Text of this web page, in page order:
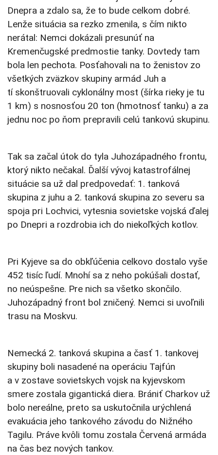
Dnepra a zdalo sa, že to bude celkom dobré.
Lenže situácia sa rezko zmenila, s čím nikto
nerátal: Nemci dokázali presunúť na
Kremenčugské predmostie tanky. Dovtedy tam
bola len pechota. Posťahovali na to ženistov zo
všetkých zväzkov skupiny armád Juh a
tí skonštruovali cyklonálny most (šírka rieky je tu
1 km) s nosnosťou 20 ton (hmotnosť tanku) a za
jednu noc po ňom prepravili celú tankovú skupinu.
Tak sa začal útok do tyla Juhozápadného frontu,
ktorý nikto nečakal. Ďalší vývoj katastrofálnej
situácie sa už dal predpovedať: 1. tanková
skupina z juhu a 2. tanková skupina zo severu sa
spoja pri Lochvici, vytesnia sovietske vojská ďalej
po Dnepri a rozdrobia ich do niekoľkých kotlov.
Pri Kyjeve sa do obkľúčenia celkovo dostalo vyše
452 tisíc ľudí. Mnohí sa z neho pokúšali dostať,
no neúspešne. Pre nich sa všetko skončilo.
Juhozápadný front bol zničený. Nemci si uvoľnili
trasu na Moskvu.
Nemecká 2. tanková skupina a časť 1. tankovej
skupiny boli nasadené na operáciu Tajfún
a v zostave sovietskych vojsk na kyjevskom
smere zostala gigantická diera. Brániť Charkov už
bolo nereálne, preto sa uskutočnila urýchlená
evakuácia jeho tankového závodu do Nižného
Tagilu. Práve kvôli tomu zostala Červená armáda
na čas bez nových tankov.